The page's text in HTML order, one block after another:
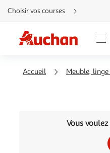
Aller
directement
au
Aller
directement
à
Aller
directement
Choisir vos courses
Accueil Meuble,
Vous